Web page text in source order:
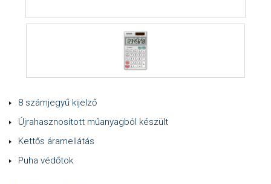
8 számjegyű kijelző
Újrahasznosított műanyagból készült
Kettős áramellátás
Puha védőtok